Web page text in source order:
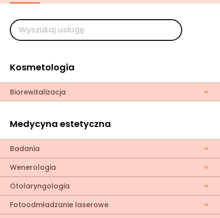
Kosmetologia
Biorewitalizacja
Medycyna estetyczna
Badania
Wenerologia
Otolaryngologia
Fotoodmładzanie laserowe